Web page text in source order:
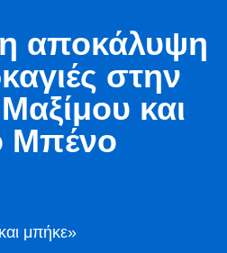
αποκάλυψη
στην
και
Μπένο
μπήκε»